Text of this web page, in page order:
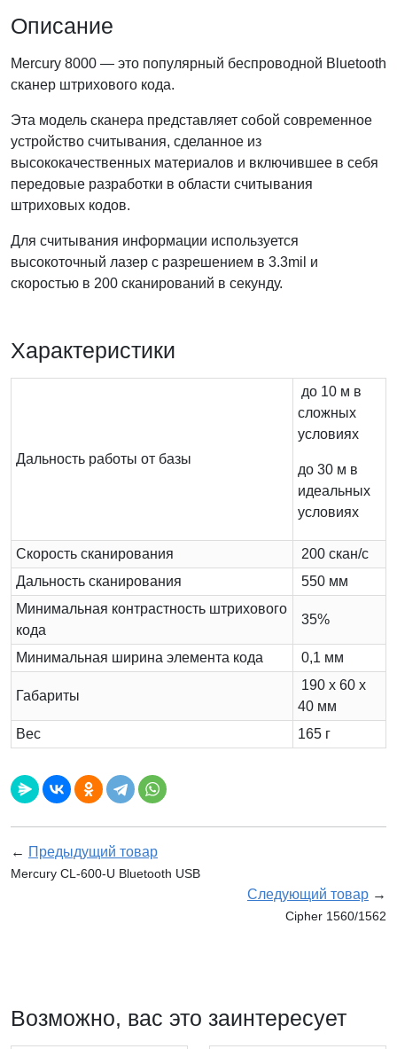
Описание
Mercury 8000 — это популярный беспроводной Bluetooth
сканер штрихового кода.
Эта модель сканера представляет собой современное
устройство считывания, сделанное из
высококачественных материалов и включившее в себя
передовые разработки в области считывания
штриховых кодов.
Для считывания информации используется
высокоточный лазер с разрешением в 3.3mil и
скоростью в 200 сканирований в секунду.
Характеристики
Дальность работы от базы
до 10 м в
сложных
условиях
до 30 м в
идеальных
условиях
Скорость сканирования
200 скан/с
Дальность сканирования
550 мм
Минимальная контрастность штрихового
кода
35%
Минимальная ширина элемента кода 0,1 мм
Габариты
190 x 60 x
40 мм
Вес
165 г
← Предыдущий товар
Mercury CL-600-U Bluetooth USB
Следующий товар →
Cipher 1560/1562
Возможно, вас это заинтересует